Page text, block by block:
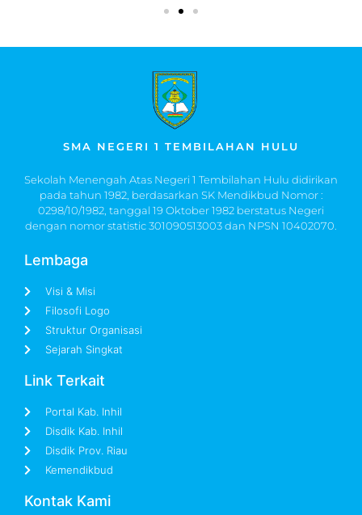
SMA NEGERI 1 TEMBILAHAN HULU
Sekolah Menengah Atas Negeri 1 Tembilahan Hulu didirikan
pada tahun 1982, berdasarkan SK Mendikbud Nomor :
0298/10/1982, tanggal 19 Oktober 1982 berstatus Negeri
dengan nomor statistic 301090513003 dan NPSN 10402070.
Lembaga
Visi & Misi
Filosofi Logo
Struktur Organisasi
Sejarah Singkat
Link Terkait
Portal Kab. Inhil
Disdik Kab. Inhil
Disdik Prov. Riau
Kemendikbud
Kontak Kami